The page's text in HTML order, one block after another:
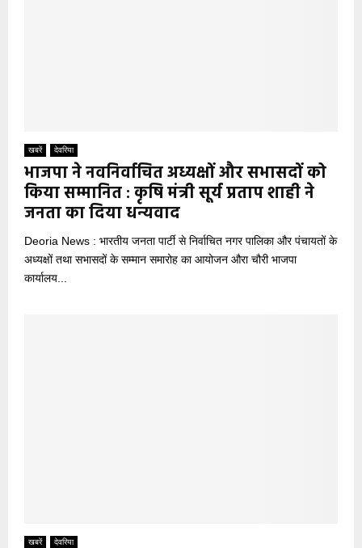
खबरें देवरिया
भाजपा ने नवनिर्वाचित अध्यक्षों और सभासदों को
किया सम्मानित : कृषि मंत्री सूर्य प्रताप शाही ने
जनता का दिया धन्यवाद
Deoria News : भारतीय जनता पार्टी से निर्वाचित नगर पालिका और पंचायतों के
अध्यक्षों तथा सभासदों के सम्मान समारोह का आयोजन औरा चौरी भाजपा
कार्यालय...
खबरें देवरिया